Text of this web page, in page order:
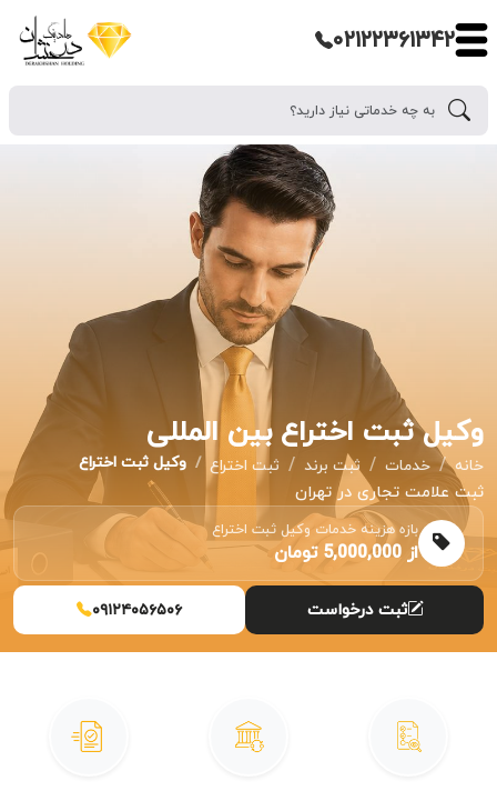
۰۲۱۲۲۳۶۱۳۴۲
وکیل ثبت اختراع بین المللی
خانه خدمات ثبت برند ثبت اختراع وکیل ثبت اختراع
ثبت علامت تجاری در تهران
بازه هزینه خدمات وکیل ثبت اختراع
از 5,000,000 تومان
ثبت درخواست ۰۹۱۲۴۰۵۶۵۰۶